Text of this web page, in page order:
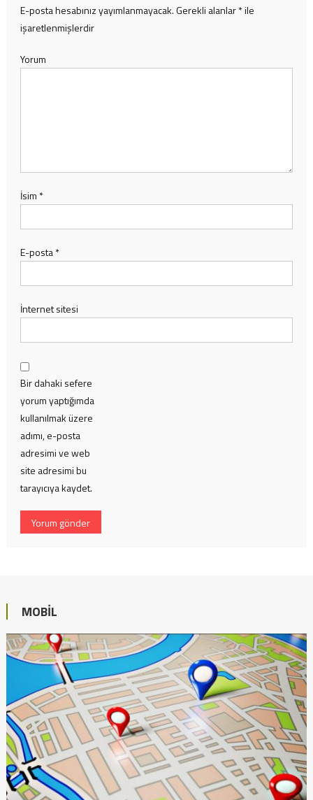
E-posta hesabınız yayımlanmayacak.Gerekli alanlar*ile
işaretlenmişlerdir
Yorum
İsim *
E-posta*
İnternet sitesi
Bir dahaki sefere
yorum yaptığımda
kullanılmak üzere
adımı, e-posta
adresimi ve web
site adresimi bu
tarayıcıya kaydet.
MOBIL